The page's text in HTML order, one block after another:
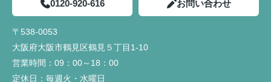
0120-920-616 お問い合わせ
〒538-0053
大阪府大阪市鶴見区鶴見５丁目1-10
営業時間： 09：00～18：00
定休日： 毎週火・水曜日